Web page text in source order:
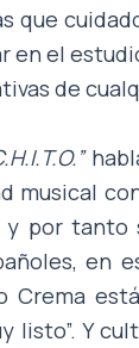
que
en el
de
musical
y por
en
Crema
Y